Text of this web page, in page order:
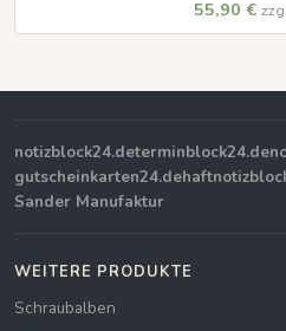
55,90 €
notizblock24.determinblock24.de
gutscheinkarten24.de
Sander Manufaktur
WEITERE PRODUKTE
Schraubalben